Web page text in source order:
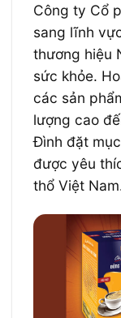
Công ty Cổ
sang lĩnh
thương hiệu
sức khỏe.
các sản
lượng cao
Đình đặt
được yêu
thổ Việt